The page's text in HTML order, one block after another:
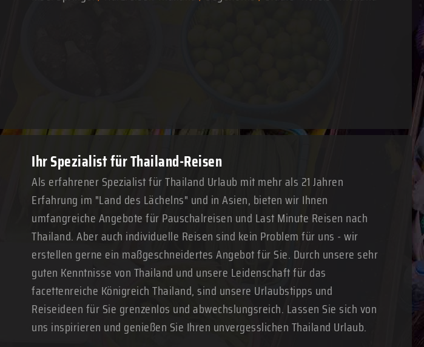
Ihr Spezialist für Thailand-Reisen
Als erfahrener Spezialist für Thailand Urlaub mit mehr als 21 Jahren
Erfahrung im "Land des Lächelns" und in Asien, bieten wir Ihnen
umfangreiche Angebote für Pauschalreisen und Last Minute Reisen nach
Thailand. Aber auch individuelle Reisen sind kein Problem für uns - wir
erstellen gerne ein maßgeschneidertes Angebot für Sie. Durch unsere sehr
guten Kenntnisse von Thailand und unsere Leidenschaft für das
facettenreiche Königreich Thailand, sind unsere Urlaubstipps und
Reiseideen für Sie grenzenlos und abwechslungsreich. Lassen Sie sich von
uns inspirieren und genießen Sie Ihren unvergesslichen Thailand Urlaub.